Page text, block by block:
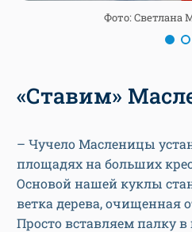
Фото:
«Ставим»
– Чучело Масленицы
площадях на больших
Основой нашей куклы
ветка дерева, очищенная
Просто вставляем палку в